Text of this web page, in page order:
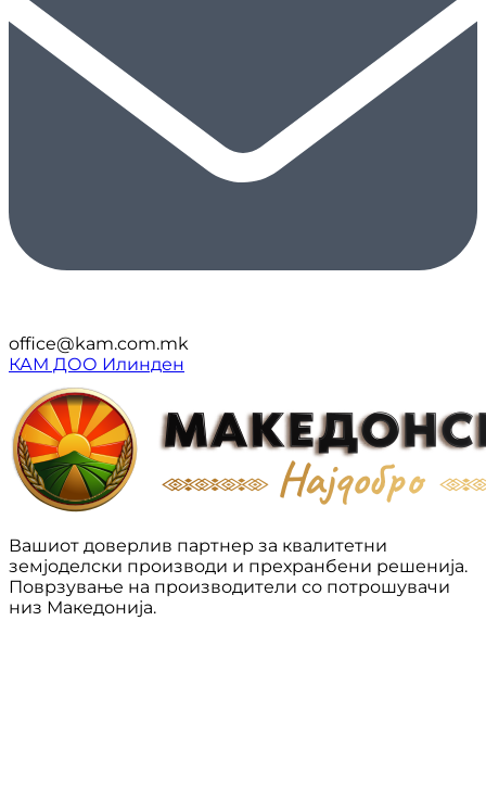
office@kam.com.mk
КАМ ДОО Илинден
Вашиот доверлив партнер за квалитетни
земјоделски производи и прехранбени решенија.
Поврзување на производители со потрошувачи
низ Македонија.